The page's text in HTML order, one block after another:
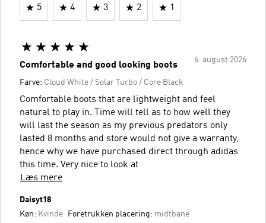
5 4 3 2 1
6. august 2026
Comfortable and good looking boots
Farve: Cloud White / Solar Turbo / Core Black
Comfortable boots that are lightweight and feel
natural to play in. Time will tell as to how well they
will last the season as my previous predators only
lasted 8 months and store would not give a warranty,
hence why we have purchased direct through adidas
this time. Very nice to look at
Læs mere
Daisyt18
Køn: Kvinde Foretrukken placering: midtbane